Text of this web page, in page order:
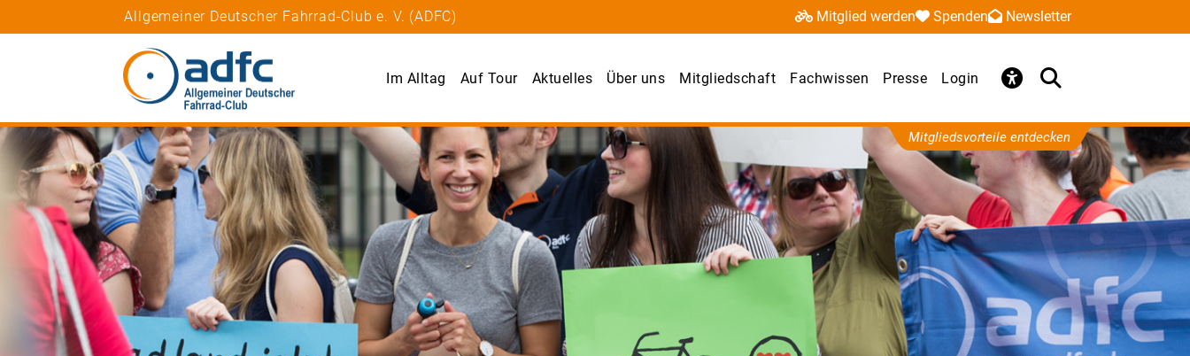
Allgemeiner Deutscher Fahrrad-Club e. V. (ADFC) Mitglied werden Spenden Newsletter
Im Alltag Auf Tour Aktuelles Über uns Mitgliedschaft Fachwissen Presse Login
Mitgliedsvorteile entdecken